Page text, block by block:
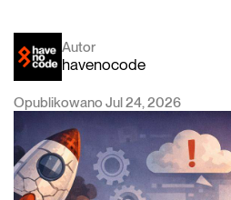
Autor
havenocode
Opublikowano Jul 24, 2026